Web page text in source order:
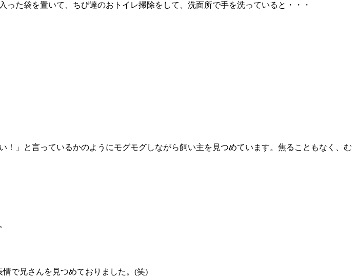
た袋を置いて、ちび達のおトイレ掃除をして、洗面所で手を洗っていると・・・
」と言っているかのようにモグモグしながら飼い主を見つめています。焦ることもなく、む
で兄さんを見つめておりました。(笑)